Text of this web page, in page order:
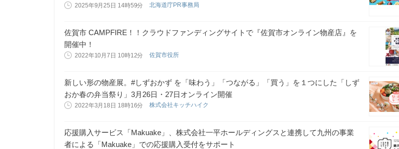
2025年9月25日 14時59分 北海道庁PR事務局
佐賀市 CAMPFIRE！！クラウドファンディングサイトで『佐賀市オンライン物産店』を
開催中！
2022年10月7日 10時12分 佐賀市役所
新しい形の物産展。#しずおかず を「味わう」「つながる」「買う」を１つにした「しず
おか春の弁当祭り」3月26日・27日オンライン開催
2022年3月18日 18時16分 株式会社キッチハイク
応援購入サービス「Makuake」、株式会社一平ホールディングスと連携して九州の事業
者による「Makuake」での応援購入受付をサポート